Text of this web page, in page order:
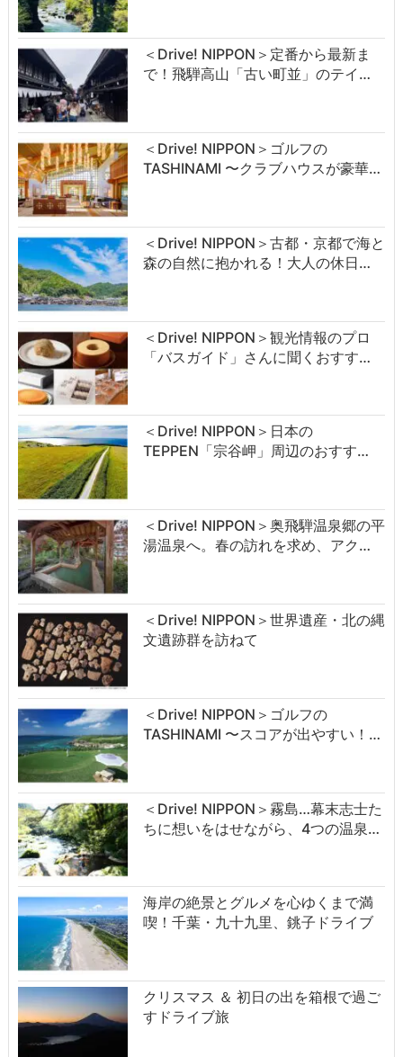
＜Drive! NIPPON＞定番から最新ま
で！飛騨高山「古い町並」のテイ…
＜Drive! NIPPON＞ゴルフの
TASHINAMI 〜クラブハウスが豪華…
＜Drive! NIPPON＞古都・京都で海と
森の自然に抱かれる！大人の休日…
＜Drive! NIPPON＞観光情報のプロ
「バスガイド」さんに聞くおすす…
＜Drive! NIPPON＞日本の
TEPPEN「宗谷岬」周辺のおすす…
＜Drive! NIPPON＞奥飛騨温泉郷の平
湯温泉へ。春の訪れを求め、アク…
＜Drive! NIPPON＞世界遺産・北の縄
文遺跡群を訪ねて
＜Drive! NIPPON＞ゴルフの
TASHINAMI 〜スコアが出やすい！…
＜Drive! NIPPON＞霧島…幕末志士た
ちに想いをはせながら、4つの温泉…
海岸の絶景とグルメを心ゆくまで満
喫！千葉・九十九里、銚子ドライブ
クリスマス ＆ 初日の出を箱根で過ご
すドライブ旅